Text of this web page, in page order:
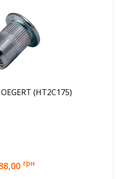
Заклепувальні гайки HOEGERT (HT2C175)
грн